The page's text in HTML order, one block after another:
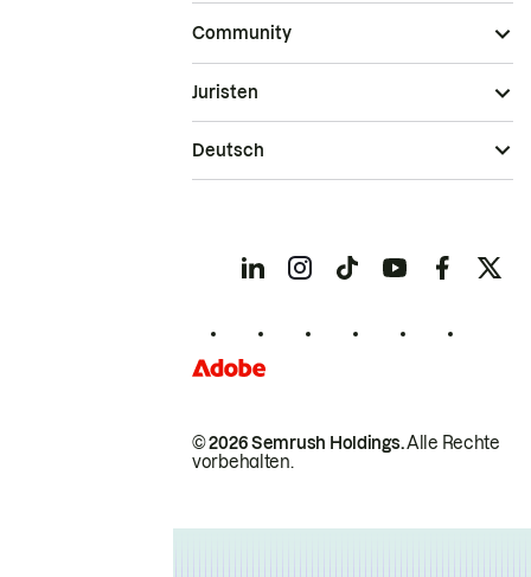
Community
© 2026 Semrush Holdings.Alle Rechte
vorbehalten.
Juristen
Deutsch